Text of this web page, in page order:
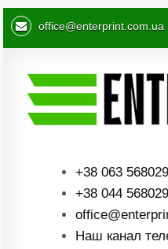
office@enterprint.com.ua
+38 063
+38 044
Наш канал